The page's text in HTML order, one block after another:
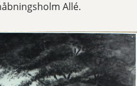
Allé.